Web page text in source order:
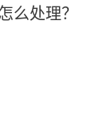
么处理？